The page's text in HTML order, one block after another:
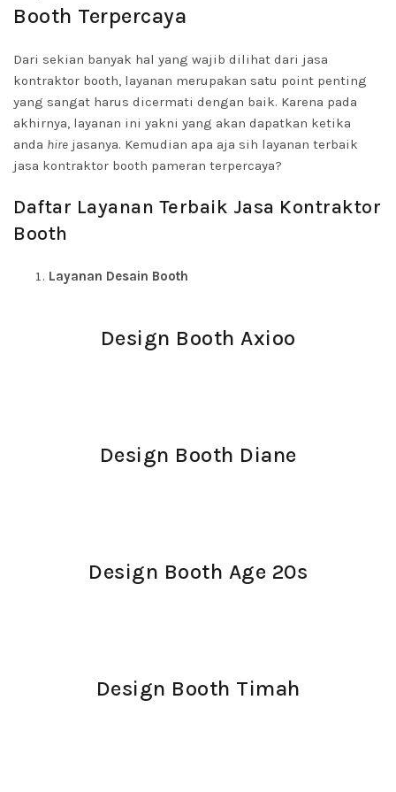
Booth Terpercaya
Dari sekian banyak hal yang wajib dilihat dari jasa
kontraktor booth, layanan merupakan satu point penting
yang sangat harus dicermati dengan baik. Karena pada
akhirnya, layanan ini yakni yang akan dapatkan ketika
anda hire jasanya. Kemudian apa aja sih layanan terbaik
jasa kontraktor booth pameran terpercaya?
Daftar Layanan Terbaik Jasa Kontraktor
Booth
Layanan Desain Booth
Design Booth Axioo
Design Booth Diane
Design Booth Age 20s
Design Booth Timah